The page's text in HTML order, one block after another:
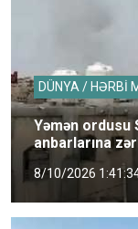
DÜNYA / HƏRBİ
Yəmən ordusu
anbarlarına
8/10/2026